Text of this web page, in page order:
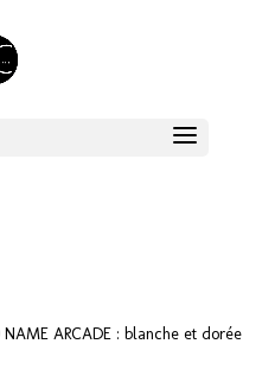
NAME ARCADE : blanche et dorée